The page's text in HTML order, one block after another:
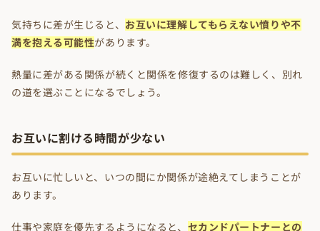
気持ちに差が生じると、 お互いに理解してもらえない憤りや不
満を抱える可能性があります。
熱量に差がある関係が続くと関係を修復するのは難しく、別れ
の道を選ぶことになるでしょう。
お互いに割ける時間が少ない
お互いに忙しいと、いつの間にか関係が途絶えてしまうことが
あります。
仕事や家庭を優先するようになると、 セカンドパートナーとの